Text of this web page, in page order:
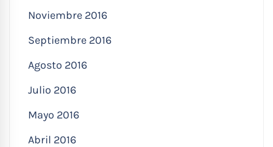
Noviembre 2016
Septiembre 2016
Agosto 2016
Julio 2016
Mayo 2016
Abril 2016